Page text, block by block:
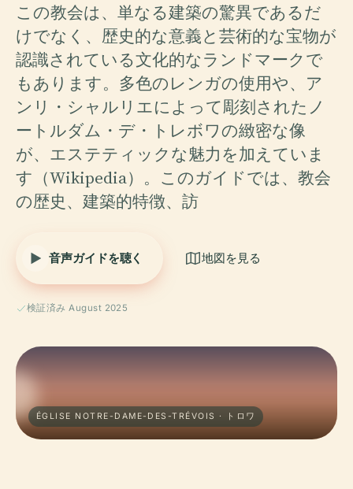
この教会は、単なる建築の驚異であるだ
けでなく、歴史的な意義と芸術的な宝物が
認識されている文化的なランドマークで
もあります。多色のレンガの使用や、ア
ンリ・シャルリエによって彫刻されたノ
ートルダム・デ・トレボワの緻密な像
が、エステティックな魅力を加えていま
す（Wikipedia）。このガイドでは、教会
の歴史、建築的特徴、訪
音声ガイドを聴く 地図を見る
検証済み August 2025
ÉGLISE NOTRE-DAME-DES-TRÉVOIS · トロワ